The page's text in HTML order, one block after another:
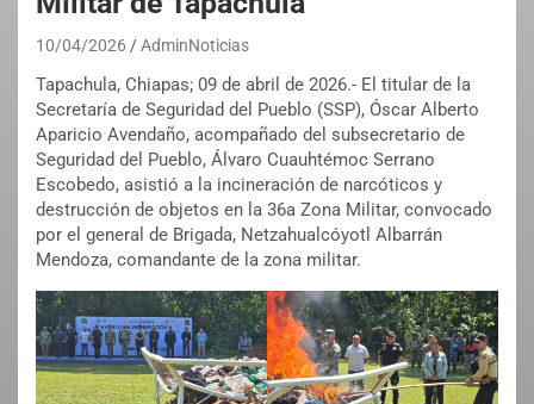
10/04/2026 AdminNoticias
Tapachula, Chiapas; 09 de abril de 2026.- El titular de la
Secretaría de Seguridad del Pueblo (SSP), Óscar Alberto
Aparicio Avendaño, acompañado del subsecretario de
Seguridad del Pueblo, Álvaro Cuauhtémoc Serrano
Escobedo, asistió a la incineración de narcóticos y
destrucción de objetos en la 36a Zona Militar, convocado
por el general de Brigada, Netzahualcóyotl Albarrán
Mendoza, comandante de la zona militar.